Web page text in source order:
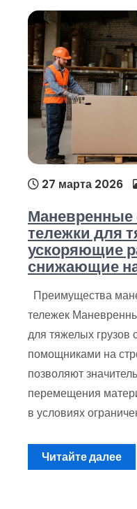
27 марта 2026
Маневренные
тележки для
ускоряющие
снижающие
Преимущества
тележек
для тяжелых
помощниками на
позволяют
перемещения
в условиях
Читайте далее